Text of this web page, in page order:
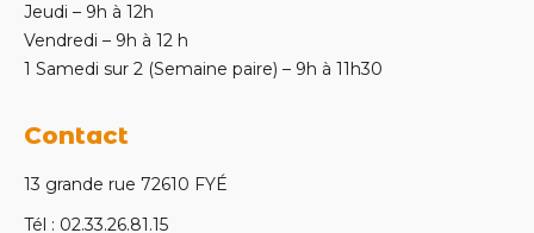
Jeudi – 9h à 12h
Vendredi – 9h à 12 h
1 Samedi sur 2 (Semaine paire) – 9h à 11h30
Contact
13 grande rue 72610 FYÉ
Tél : 02.33.26.81.15